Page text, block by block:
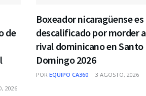
de
2026
Boxeador nicaragüense es
descalificado por morder a
rival dominicano en Santo
Domingo 2026
POR EQUIPO CA360 3 AGOSTO, 2026